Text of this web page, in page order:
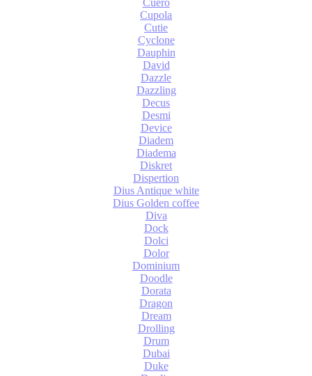
Cupola
Cutie
Cyclone
Dauphin
David
Dazzle
Dazzling
Decus
Desmi
Device
Diadem
Diadema
Diskret
Dispertion
Dius Antique white
Dius Golden coffee
Diva
Dock
Dolci
Dolor
Dominium
Doodle
Dorata
Dragon
Dream
Drolling
Drum
Dubai
Duke